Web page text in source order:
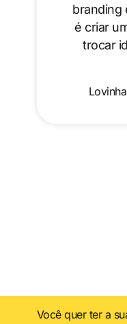
branding
é criar
trocar
Lovinha
Você quer ter a